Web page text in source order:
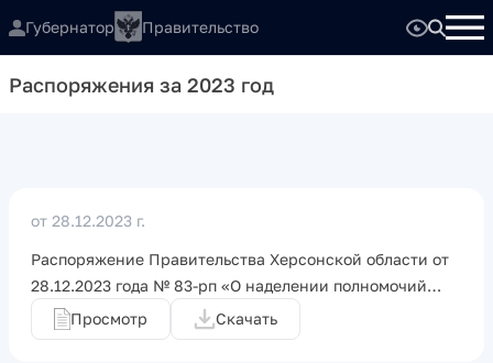
Губернатор Правительство
Распоряжения за 2023 год
от 28.12.2023 г.
Распоряжение Правительства Херсонской области от
28.12.2023 года № 83-рп «О наделении полномочий…
Просмотр
Скачать